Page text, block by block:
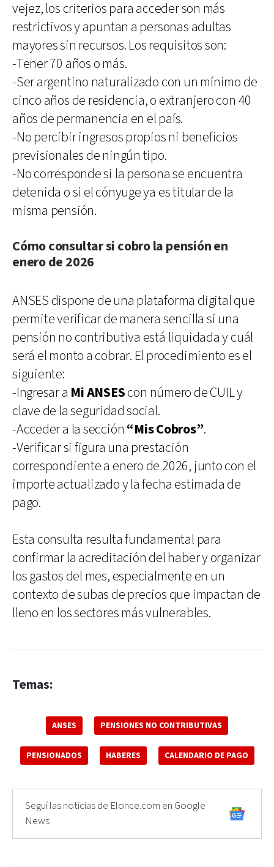
vejez, los criterios para acceder son más
restrictivos y apuntan a personas adultas
mayores sin recursos. Los requisitos son:
-Tener 70 años o más.
-Ser argentino naturalizado con un mínimo de
cinco años de residencia, o extranjero con 40
años de permanencia en el país.
-No percibir ingresos propios ni beneficios
previsionales de ningún tipo.
-No corresponde si la persona se encuentra
detenida o si el cónyuge ya es titular de la
misma pensión.
Cómo consultar si cobro la pensión en
enero de 2026
ANSES dispone de una plataforma digital que
permite verificar de manera sencilla si una
pensión no contributiva está liquidada y cuál
será el monto a cobrar. El procedimiento es el
siguiente:
-Ingresar a Mi ANSEScon número de CUIL y
clave de la seguridad social.
-Acceder a la sección “Mis Cobros”.
-Verificar si figura una prestación
correspondiente a enero de 2026, junto con el
importe actualizado y la fecha estimada de
pago.
Esta consulta resulta fundamental para
confirmar la acreditación del haber y organizar
los gastos del mes, especialmente en un
contexto de subas de precios que impactan de
lleno en los sectores más vulnerables.
Temas:
ANSES PENSIONES NO CONTRIBUTIVAS
PENSIONADOS HABERES CALENDARIO DE PAGO
Seguí las noticias de Elonce.com en Google
News